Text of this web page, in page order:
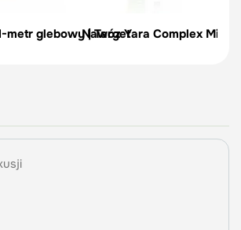
metr glebowy | TargetNawóz Yara Complex Mila